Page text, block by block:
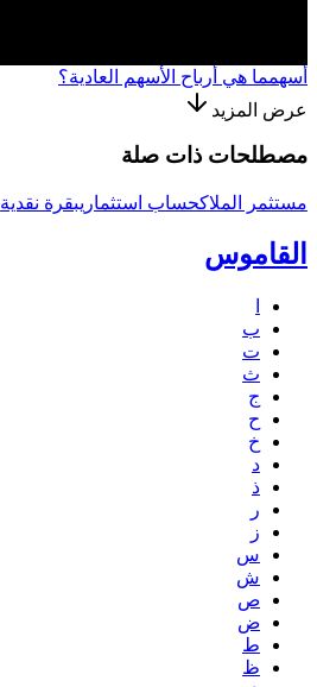
أسهمما هي أرباح الأسهم العادية؟
عرض المزيد
مصطلحات ذات صلة
مستثمر الملاكحساب استثماريبقرة نقدية
القاموس
ب
ت
ث
ج
ح
خ
د
ذ
ر
ز
س
ش
ص
ض
ط
ظ